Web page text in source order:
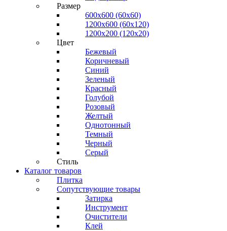
Размер
600х600 (60х60)
1200х600 (60х120)
1200х200 (120x20)
Цвет
Бежевый
Коричневый
Синий
Зеленый
Красный
Голубой
Розовый
Желтый
Однотонный
Темный
Черный
Серый
Стиль
Каталог товаров
Плитка
Сопутствующие товары
Затирка
Инструмент
Очистители
Клей